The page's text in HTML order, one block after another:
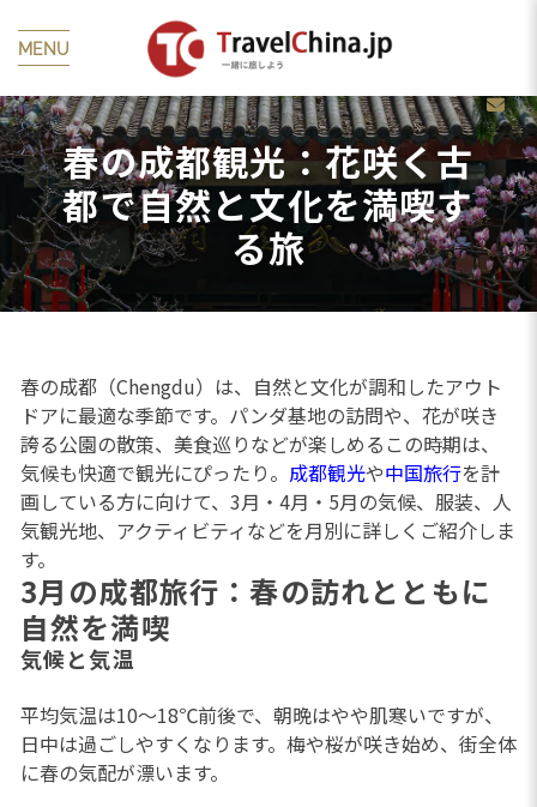
MENU
春の成都観光：花咲く古
都で自然と文化を満喫す
る旅
春の成都（Chengdu）は、自然と文化が調和したアウト
ドアに最適な季節です。パンダ基地の訪問や、花が咲き
誇る公園の散策、美食巡りなどが楽しめるこの時期は、
気候も快適で観光にぴったり。 成都観光や中国旅行を計
画している方に向けて、3月・4月・5月の気候、服装、人
気観光地、アクティビティなどを月別に詳しくご紹介しま
す。
3月の成都旅行：春の訪れとともに
自然を満喫
気候と気温
平均気温は10〜18℃前後で、朝晩はやや肌寒いですが、
日中は過ごしやすくなります。梅や桜が咲き始め、街全体
に春の気配が漂います。